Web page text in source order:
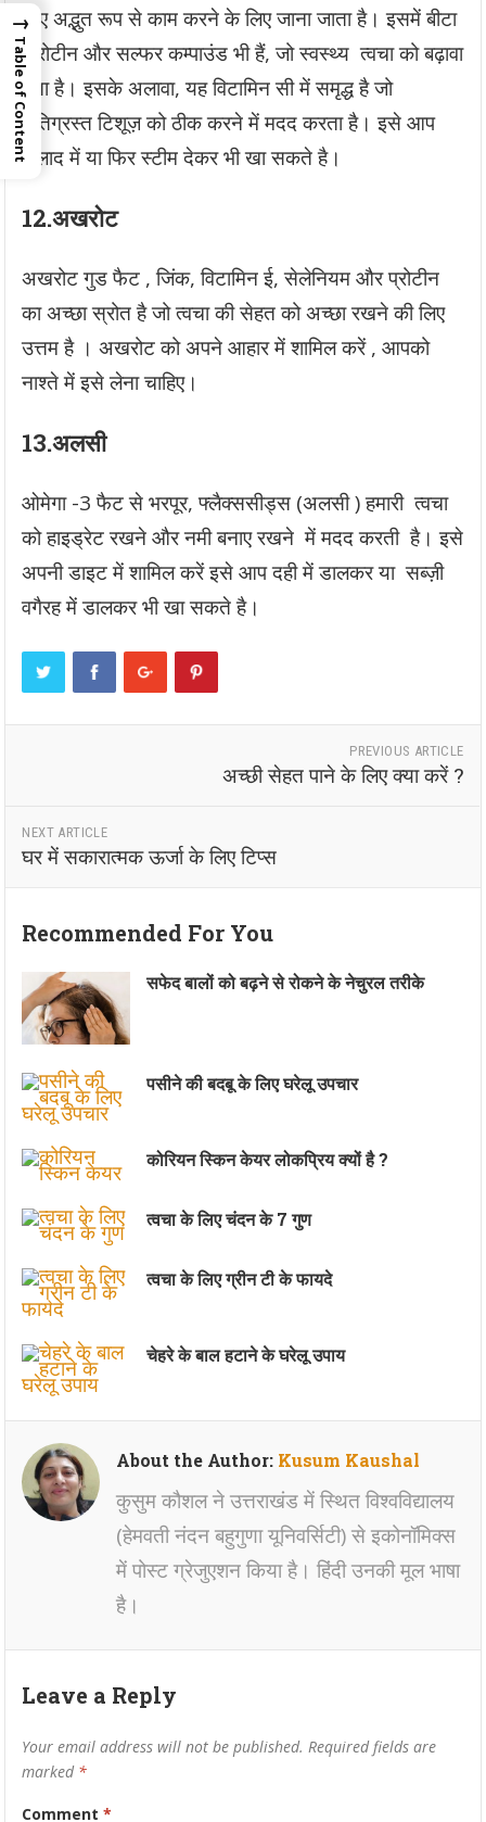
लिए अद्भुत रूप से काम करने के लिए जाना जाता है। इसमें बीटा
कैरोटीन और सल्फर कम्पाउंड भी हैं, जो स्वस्थ्य त्वचा को बढ़ावा
देता है। इसके अलावा, यह विटामिन सी में समृद्ध है जो
क्षतिग्रस्त टिशूज़ को ठीक करने में मदद करता है। इसे आप
सलाद में या फिर स्टीम देकर भी खा सकते है।
12.अखरोट
अखरोट गुड फैट , जिंक, विटामिन ई, सेलेनियम और प्रोटीन
का अच्छा स्रोत है जो त्वचा की सेहत को अच्छा रखने की लिए
उत्तम है । अखरोट को अपने आहार में शामिल करें , आपको
नाश्ते में इसे लेना चाहिए।
13.अलसी
ओमेगा -3 फैट से भरपूर, फ्लैक्ससीड्स (अलसी ) हमारी त्वचा
को हाइड्रेट रखने और नमी बनाए रखने में मदद करती है। इसे
अपनी डाइट में शामिल करें इसे आप दही में डालकर या सब्ज़ी
वगैरह में डालकर भी खा सकते है।
PREVIOUS ARTICLE
अच्छी सेहत पाने के लिए क्या करें ?
NEXT ARTICLE
घर में सकारात्मक ऊर्जा के लिए टिप्स
Recommended For You
सफेद बालों को बढ़ने से रोकने के नेचुरल तरीके
पसीने की बदबू के लिए घरेलू उपचार
कोरियन स्किन केयर लोकप्रिय क्यों है ?
त्वचा के लिए चंदन के 7 गुण
त्वचा के लिए ग्रीन टी के फायदे
चेहरे के बाल हटाने के घरेलू उपाय
About the Author: Kusum Kaushal
कुसुम कौशल ने उत्तराखंड में स्थित विश्वविद्यालय
(हेमवती नंदन बहुगुणा यूनिवर्सिटी) से इकोनॉमिक्स
में पोस्ट ग्रेजुएशन किया है। हिंदी उनकी मूल भाषा
है।
Leave a Reply
Your email address will not be published. Required fields are
marked *
Comment*
→
Table of Content